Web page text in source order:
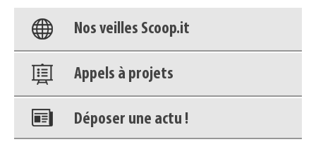
Nos veilles Scoop.it
Appels à projets
Déposer une actu !